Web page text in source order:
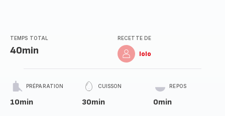
TEMPS TOTAL
40min
RECETTE DE
lolo
PRÉPARATION
10min
CUISSON
30min
REPOS
0min